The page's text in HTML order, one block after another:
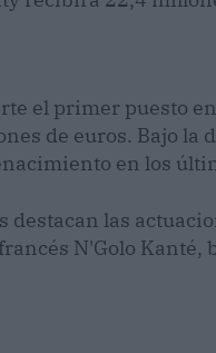
el primer puesto
de euros. Bajo la
en los
destacan las
N'Golo